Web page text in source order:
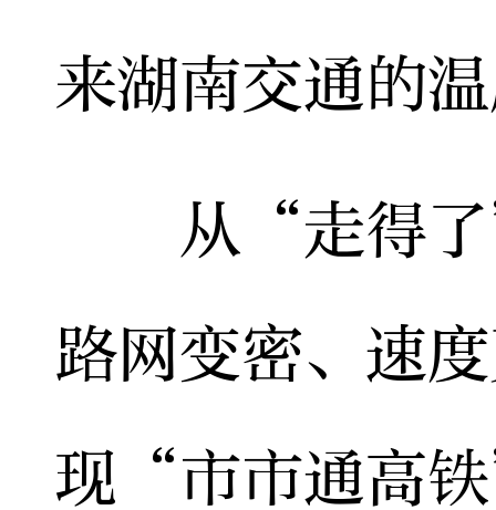
来湖南交通的
从“走得了
路网变密、速
现“市市通高